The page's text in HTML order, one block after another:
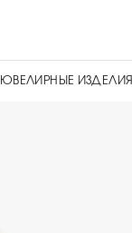
ЮВЕЛИРНЫЕ ИЗДЕЛИЯ